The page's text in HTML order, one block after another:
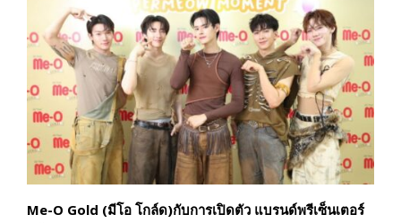
Me-O Gold (มีโอ โกล์ด)กับการเปิดตัว แบรนด์พรีเซ็นเตอร์